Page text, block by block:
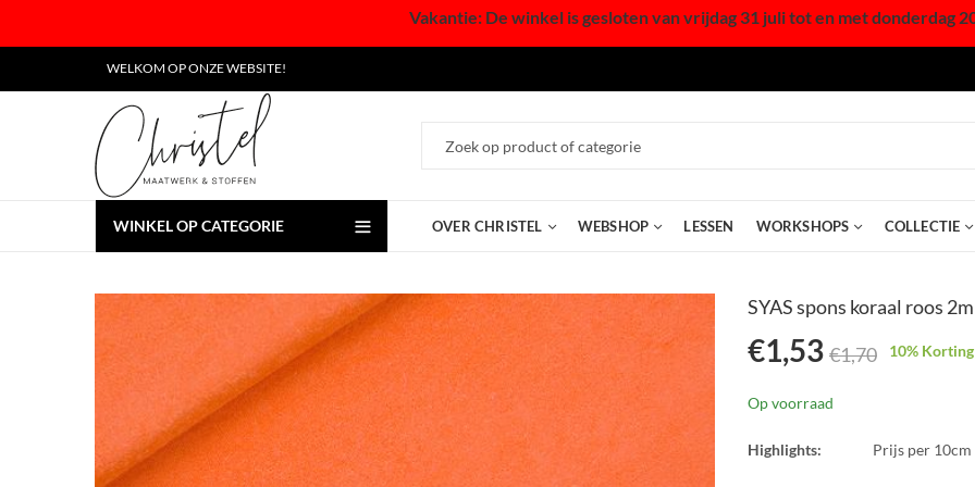
Vakantie: De winkel is gesloten van vrijdag 31 juli tot en met donderdag
WELKOM OP ONZE WEBSITE!
WINKEL OP CATEGORIE OVER CHRISTEL WEBSHOP LESSEN WORKSHOPS COLLECTIE
SYAS spons koraal roos
€1,53 €1,70 10% Korting
Op voorraad
Highlights: Prijs per 10cm